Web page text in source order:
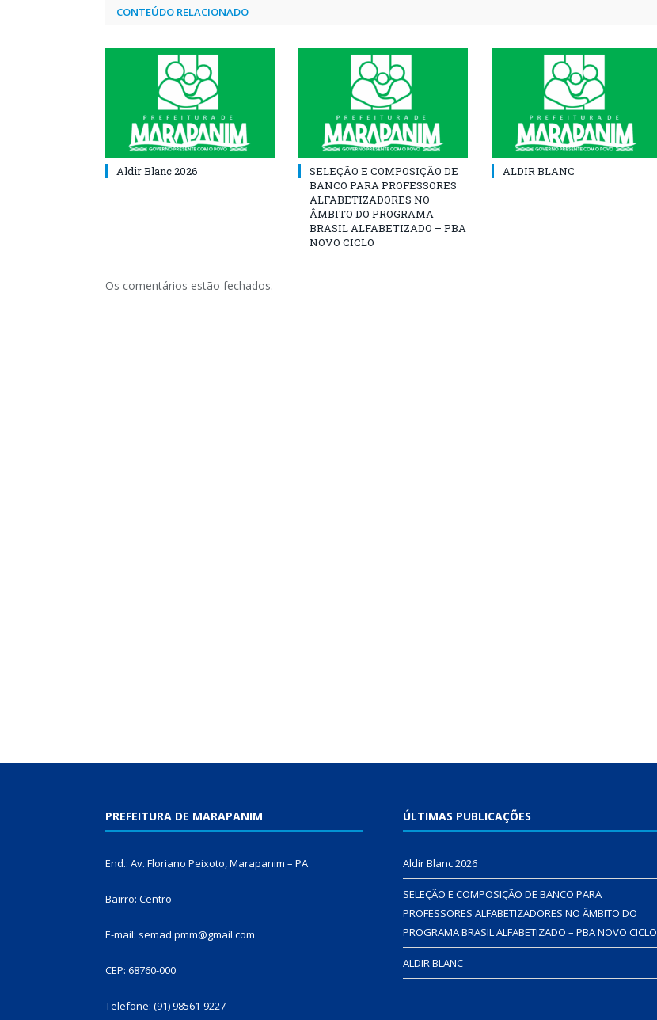
CONTEÚDO RELACIONADO
Aldir Blanc 2026
SELEÇÃO E COMPOSIÇÃO DE
BANCO PARA PROFESSORES
ALFABETIZADORES NO
ÂMBITO DO PROGRAMA
BRASIL ALFABETIZADO – PBA
NOVO CICLO
ALDIR BLANC
Os comentários estão fechados.
PREFEITURA DE MARAPANIM
End.: Av. Floriano Peixoto, Marapanim – PA
Bairro: Centro
E-mail: semad.pmm@gmail.com
CEP: 68760-000
Telefone: (91) 98561-9227
ÚLTIMAS PUBLICAÇÕES
Aldir Blanc 2026
SELEÇÃO E COMPOSIÇÃO DE BANCO PARA
PROFESSORES ALFABETIZADORES NO ÂMBITO DO
PROGRAMA BRASIL ALFABETIZADO – PBA NOVO CICLO
ALDIR BLANC